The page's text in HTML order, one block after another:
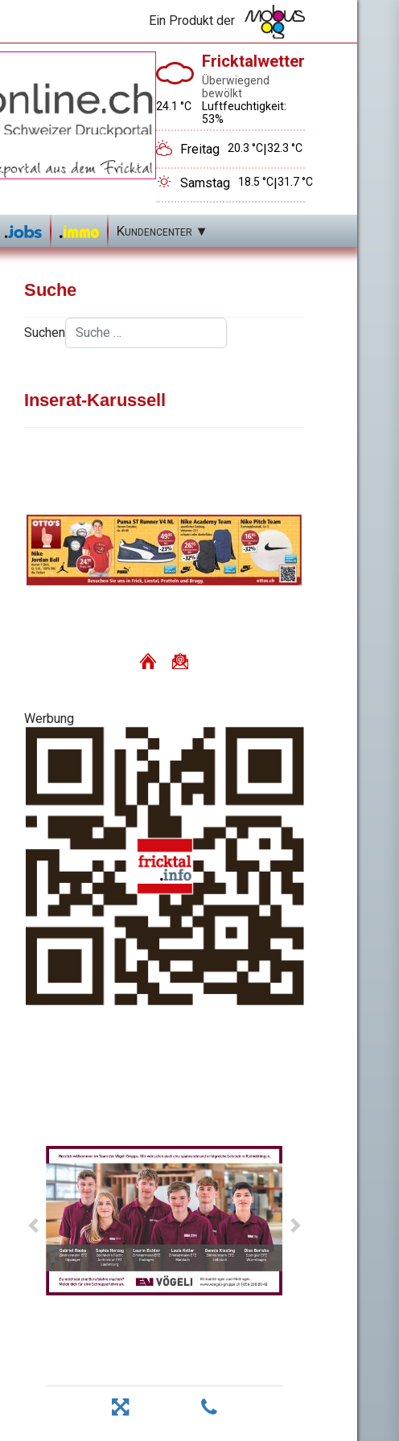
Ein Produkt der
Fricktalwetter
Überwiegend
bewölkt
24.1 °C
Luftfeuchtigkeit:
53%
Freitag 20.3 °C|32.3 °C
Samstag 18.5 °C|31.7 °C
Kundencenter
Suche
Suchen
Inserat-Karussell
Werbung